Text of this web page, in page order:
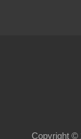
Copyright ©